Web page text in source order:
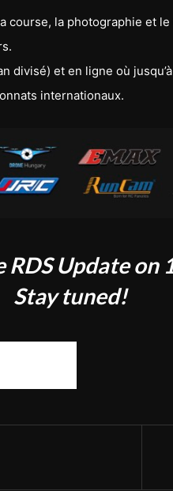
course, la photographie et
divisé) et en ligne où
internationaux.
RDS Update on
Stay tuned!